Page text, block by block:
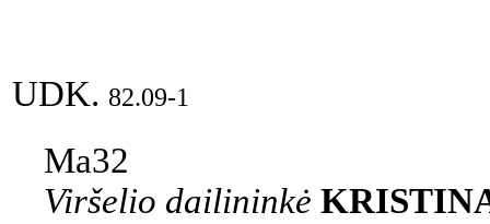
UDK. 82.09-1
Ma32
Viršelio dailininkė